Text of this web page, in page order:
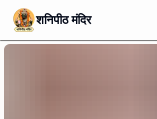
शनिपीठ मंदिर